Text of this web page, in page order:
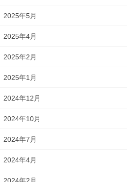
2025年5月
2025年4月
2025年2月
2025年1月
2024年12月
2024年10月
2024年7月
2024年4月